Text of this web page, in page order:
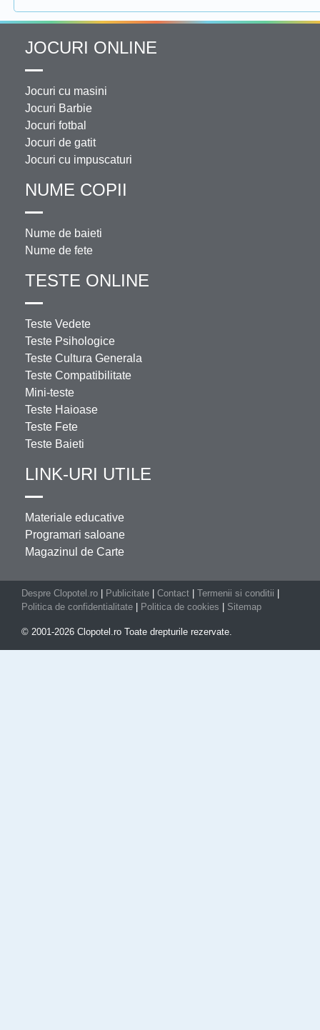
JOCURI ONLINE
Jocuri cu masini
Jocuri Barbie
Jocuri fotbal
Jocuri de gatit
Jocuri cu impuscaturi
NUME COPII
Nume de baieti
Nume de fete
TESTE ONLINE
Teste Vedete
Teste Psihologice
Teste Cultura Generala
Teste Compatibilitate
Mini-teste
Teste Haioase
Teste Fete
Teste Baieti
LINK-URI UTILE
Materiale educative
Programari saloane
Magazinul de Carte
Despre Clopotel.ro Publicitate Contact Termenii si conditii
Politica de confidentialitate
Politica de cookies Sitemap
© 2001-2026 Clopotel.ro Toate drepturile rezervate.